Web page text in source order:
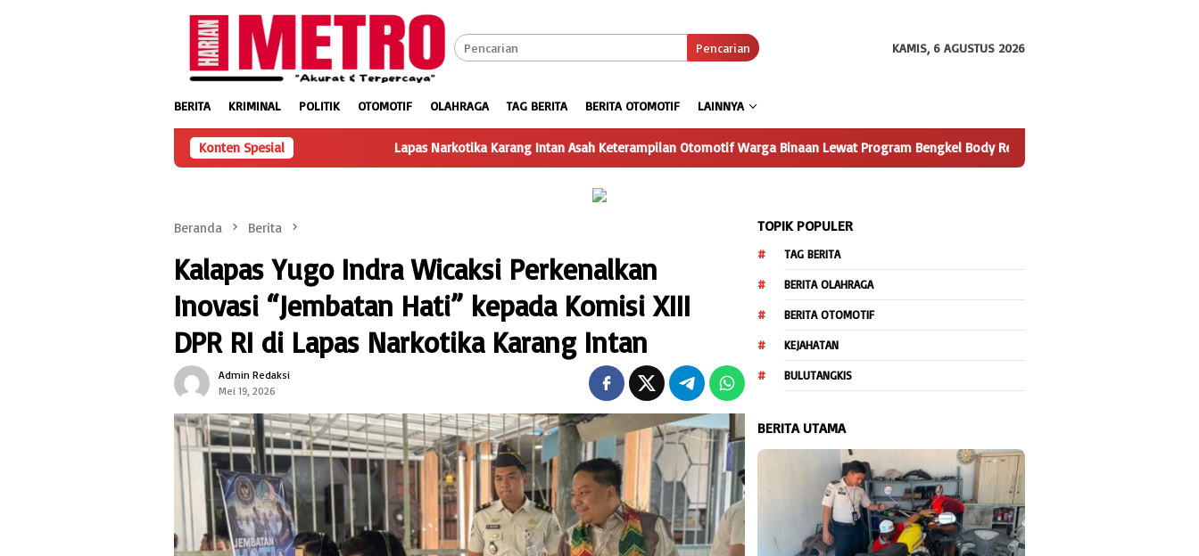
Pencarian KAMIS, 6 AGUSTUS 2026
BERITA KRIMINAL POLITIK OTOMOTIF OLAHRAGA TAG BERITA BERITA OTOMOTIF LAINNYA
Konten SpesialLapas Narkotika Karang Intan Asah Keterampilan Otomotif Warga Binaan Lewat Program Bengkel Body Repair Lapas Narkotika Karang Intan
Beranda Berita
Kalapas Yugo Indra Wicaksi Perkenalkan
Inovasi “Jembatan Hati” kepada Komisi XIII
DPR RI di Lapas Narkotika Karang Intan
Admin Redaksi
Mei 19, 2026
TOPIK POPULER
TAG BERITA
BERITA OLAHRAGA
BERITA OTOMOTIF
KEJAHATAN
BULUTANGKIS
BERITA UTAMA